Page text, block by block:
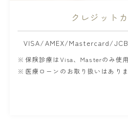
クレジット
VISA/AMEX/Mastercard/JCB
保険診療はVisa、Masterのみ使
医療ローンのお取り扱いはあり